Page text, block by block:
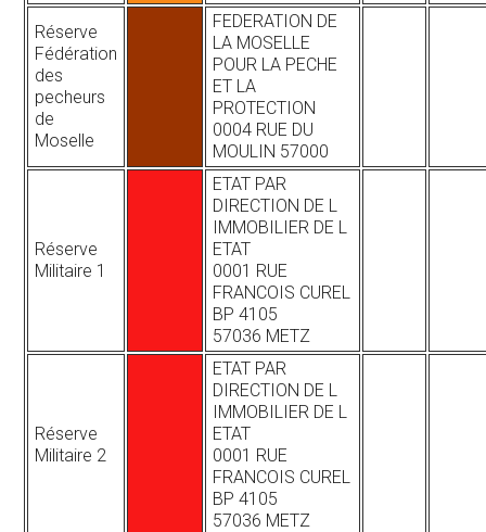
Réserve
Fédération
des
pecheurs
de
Moselle
FEDERATION DE
LA MOSELLE
POUR LA PECHE
ET LA
PROTECTION
0004 RUE DU
MOULIN 57000
Réserve
Militaire 1
ETAT PAR
DIRECTION DE L
IMMOBILIER DE L
ETAT
0001 RUE
FRANCOIS CUREL
BP 4105
57036 METZ
Réserve
Militaire 2
ETAT PAR
DIRECTION DE L
IMMOBILIER DE L
ETAT
0001 RUE
FRANCOIS CUREL
BP 4105
57036 METZ